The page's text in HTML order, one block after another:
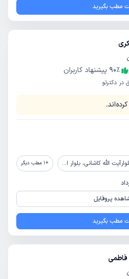
مطب بگیرید
90٪
پیشنهاد کاربران
در دکترتو
اباذر، بیمارستان تخصصی و فوق تخصصی پیامبران +
1 مطب دیگر
پروفایل
مطب بگیرید
فاطمی